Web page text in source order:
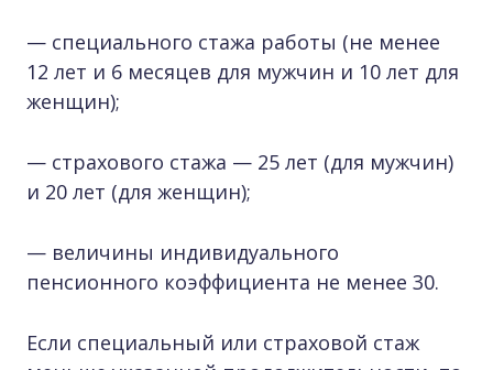
— специального стажа работы (не менее
12 лет и 6 месяцев для мужчин и 10 лет для
женщин);
— страхового стажа — 25 лет (для мужчин)
и 20 лет (для женщин);
— величины индивидуального
пенсионного коэффициента не менее 30.
Если специальный или страховой стаж